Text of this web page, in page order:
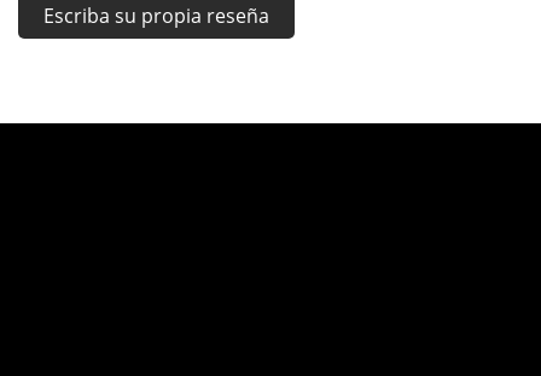
Escriba su propia reseña